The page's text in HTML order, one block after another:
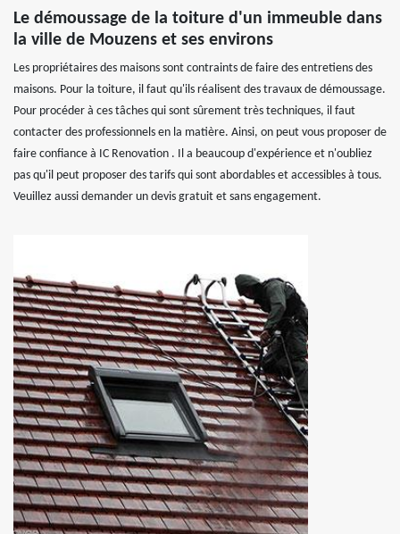
Le démoussage de la toiture d'un immeuble dans
la ville de Mouzens et ses environs
Les propriétaires des maisons sont contraints de faire des entretiens des
maisons. Pour la toiture, il faut qu'ils réalisent des travaux de démoussage.
Pour procéder à ces tâches qui sont sûrement très techniques, il faut
contacter des professionnels en la matière. Ainsi, on peut vous proposer de
faire confiance à IC Renovation . Il a beaucoup d'expérience et n'oubliez
pas qu'il peut proposer des tarifs qui sont abordables et accessibles à tous.
Veuillez aussi demander un devis gratuit et sans engagement.